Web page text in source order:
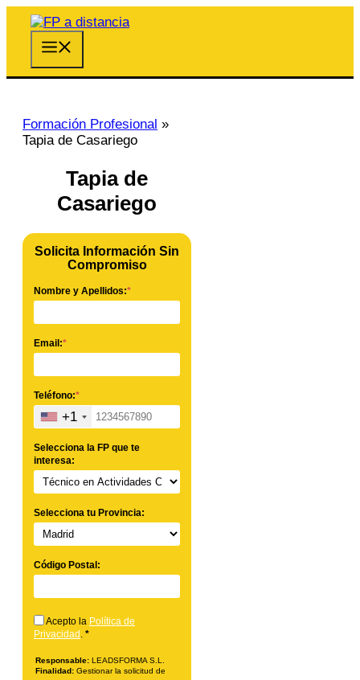
Saltar
contenido
Formación Profesional »
Tapia de Casariego
Tapia de
Casariego
Solicita Información Sin
Compromiso
Nombre y Apellidos:*
Email:*
Teléfono:*
+1
Selecciona la FP que te
interesa:
Selecciona tu Provincia:
Código Postal:
Acepto la Política de
Privacidad . *
Responsable: LEADSFORMA S.L.
Finalidad: Gestionar la solicitud de